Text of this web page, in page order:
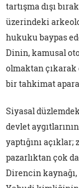
tartışma dışı
üzerindeki
hukuku baypas
Dinin, kamusal
olmaktan
bir tahkimat
Siyasal
devlet
yaptığını
pazarlıktan çok
Direncin